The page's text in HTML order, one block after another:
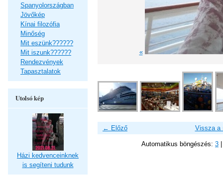
«
← Előző Vissza a
Automatikus böngészés: 3
Spanyolországban
Jövőkép
Kínai filozófia
Minőség
Mit eszünk??????
Mit iszunk??????
Rendezvények
Tapasztalatok
Utolsó kép
Házi kedvenceinknek
is segíteni tudunk